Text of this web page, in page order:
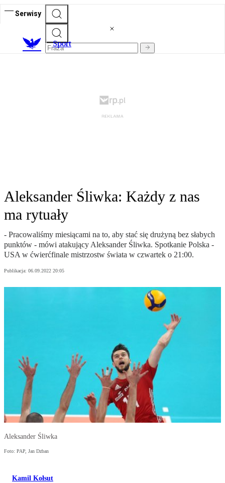
Serwisy
Sport
Aleksander Śliwka: Każdy z nas
ma rytuały
- Pracowaliśmy miesiącami na to, aby stać się drużyną bez słabych
punktów - mówi atakujący Aleksander Śliwka. Spotkanie Polska -
USA w ćwierćfinale mistrzostw świata w czwartek o 21:00.
Publikacja: 06.09.2022 20:05
Aleksander Śliwka
Foto: PAP, Jan Dzban
Kamil Kołsut